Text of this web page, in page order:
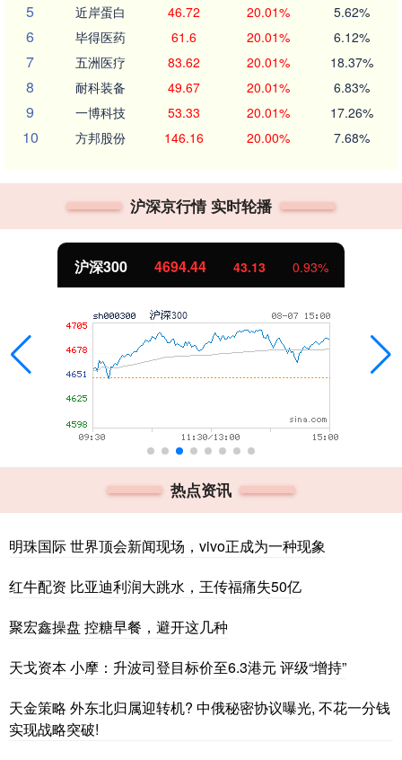
5 近岸蛋白 46.72 20.01% 5.62%
6 毕得医药 61.6 20.01% 6.12%
7 五洲医疗 83.62 20.01% 18.37%
8 耐科装备 49.67 20.01% 6.83%
9 一博科技 53.33 20.01% 17.26%
10 方邦股份 146.16 20.00% 7.68%
沪深京行情 实时轮播
北证50 1134.24 11.37 1.01%
热点资讯
明珠国际 世界顶会新闻现场，vivo正成为一种现象
红牛配资 比亚迪利润大跳水，王传福痛失50亿
聚宏鑫操盘 控糖早餐，避开这几种
天戈资本 小摩：升波司登目标价至6.3港元 评级“增持”
天金策略 外东北归属迎转机? 中俄秘密协议曝光, 不花一分钱
实现战略突破!